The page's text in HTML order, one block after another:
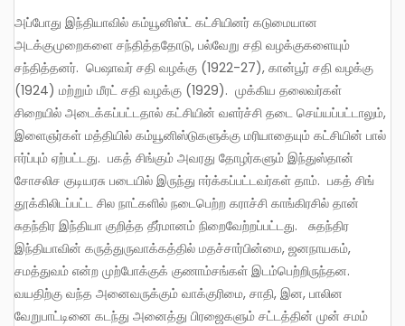
அப்போது இந்தியாவில் கம்யூனிஸ்ட் கட்சியினர் கடுமையான
அடக்குமுறைகளை சந்தித்ததோடு, பல்வேறு சதி வழக்குகளையும்
சந்தித்தனர். பெஷாவர் சதி வழக்கு (1922-27), கான்பூர் சதி வழக்கு
(1924) மற்றும் மீரட் சதி வழக்கு (1929). முக்கிய தலைவர்கள்
சிறையில் அடைக்கப்பட்டதால் கட்சியின் வளர்ச்சி தடை செய்யப்பட்டாலும்,
இளைஞர்கள் மத்தியில் கம்யூனிஸ்டுகளுக்கு மரியாதையும் கட்சியின் பால்
ஈர்ப்பும் ஏற்பட்டது. பகத் சிங்கும் அவரது தோழர்களும் இந்துஸ்தான்
சோசலிச குடியரசு படையில் இருந்து ஈர்க்கப்பட்டவர்கள் தாம். பகத் சிங்
தூக்கிலிடப்பட்ட சில நாட்களில் நடைபெற்ற கராச்சி காங்கிரசில் தான்
சுதந்திர இந்தியா குறித்த தீர்மானம் நிறைவேற்றப்பட்டது. சுதந்திர
இந்தியாவின் கருத்துருவாக்கத்தில் மதச்சார்பின்மை, ஜனநாயகம்,
சமத்துவம் என்ற முற்போக்குக் குணாம்சங்கள் இடம்பெற்றிருந்தன.
வயதிற்கு வந்த அனைவருக்கும் வாக்குரிமை, சாதி, இன, பாலின
வேறுபாட்டினை கடந்து அனைத்து பிரஜைகளும் சட்டத்தின் முன் சமம்